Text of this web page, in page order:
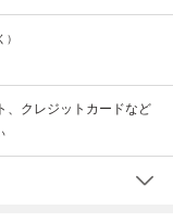
）
、クレジットカードなど